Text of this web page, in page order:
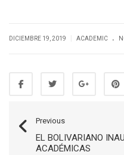
DICIEMBRE 19, 2019 ACADEMIC .
Previous
EL BOLIVARIANO
ACADÉMICAS